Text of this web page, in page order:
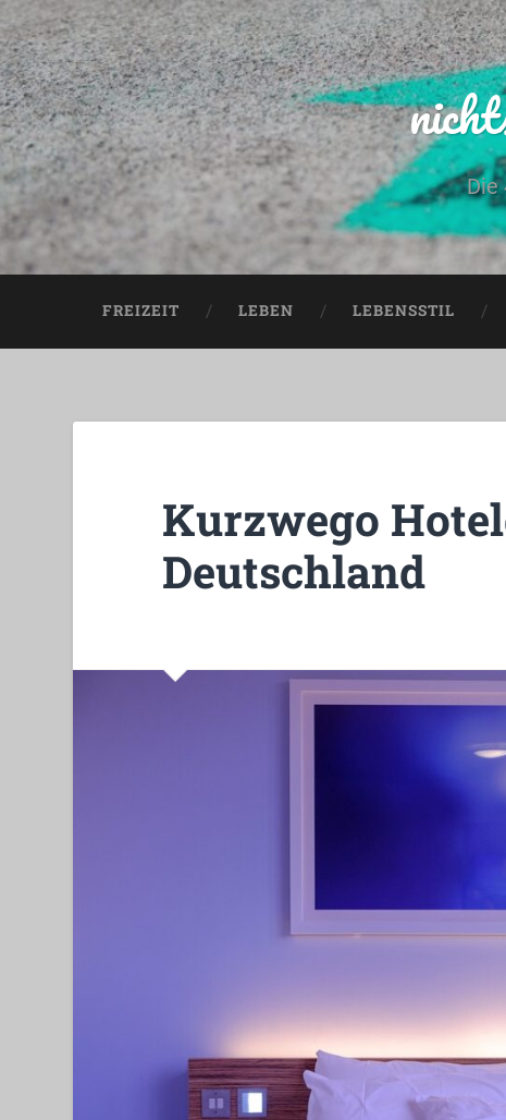
Die
FREIZEIT LEBEN LEBENSSTIL
Kurzwego
Deutschland